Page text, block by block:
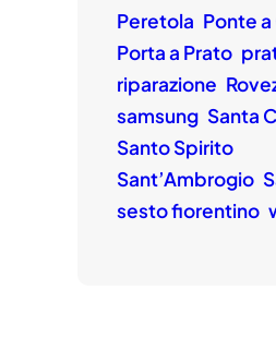
Peretola Ponte
Porta a Prato
riparazione
samsung Santa
Santo Spirito
Sant’Ambrogio
sesto fiorentino